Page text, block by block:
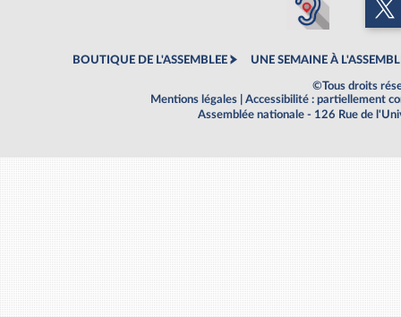
BOUTIQUE DE L'ASSEMBLEE UNE SEMAINE À
©Tous droits
Mentions légales
Accessibilité : partiellement
Assemblée nationale - 126 Rue de